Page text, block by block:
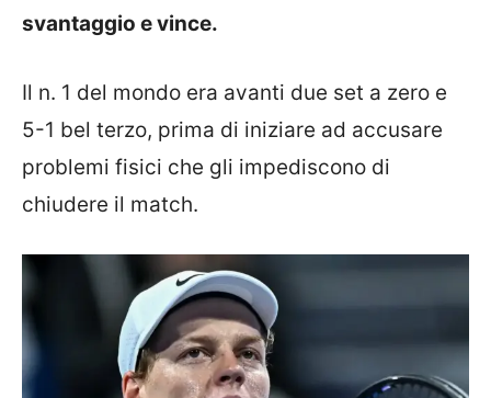
svantaggio e vince.
Il n. 1 del mondo era avanti due set a zero e
5-1 bel terzo, prima di iniziare ad accusare
problemi fisici che gli impediscono di
chiudere il match.